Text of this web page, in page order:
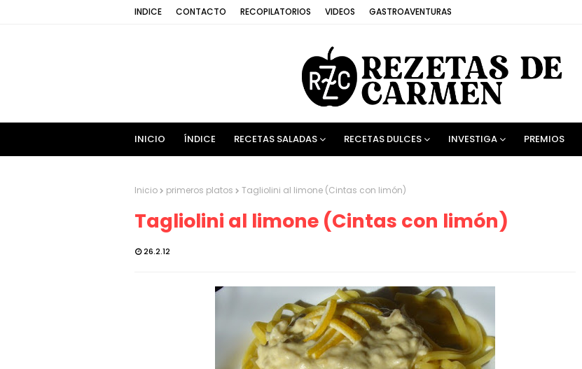
INDICE CONTACTO RECOPILATORIOS VIDEOS GASTROAVENTURAS
INICIO ÍNDICE RECETAS SALADAS RECETAS DULCES INVESTIGA PREMIOS
Inicio primeros platos Tagliolini al limone (Cintas con limón)
Tagliolini al limone (Cintas con limón)
26.2.12